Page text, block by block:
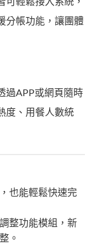
分帳功能，讓團體
過APP或網頁隨時
度、用餐人數統
也能輕鬆快速完
整功能模組，新
。